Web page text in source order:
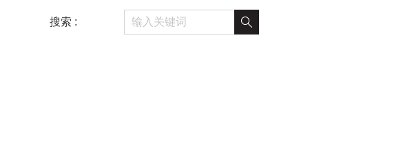
搜索 :